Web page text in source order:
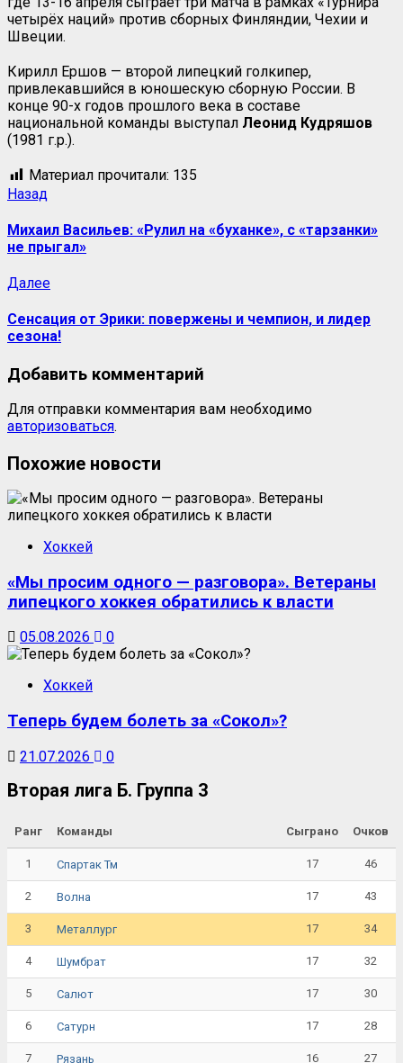
четырёх наций» против сборных Финляндии, Чехии и
Швеции.
Кирилл Ершов — второй липецкий голкипер,
привлекавшийся в юношескую сборную России. В
конце 90-х годов прошлого века в составе
национальной команды выступал Леонид Кудряшов
(1981 г.р.).
Материал прочитали: 135
Навигация
записи
Назад
Михаил Васильев: «Рулил на «буханке», с «тарзанки»
не прыгал»
ДалееСледующая
Сенсация от Эрики: повержены и чемпион, и лидер
сезона!
Добавить комментарий
Для отправки комментария вам необходимо
авторизоваться.
Похожие новости
Хоккей
«Мы просим одного — разговора». Ветераны
липецкого хоккея обратились к власти
05.08.2026 0
Хоккей
Теперь будем болеть за «Сокол»?
21.07.2026 0
Вторая лига Б. Группа 3
Ранг Команды Сыграно Очков
1 Спартак Тм 17 46
2 Волна 17 43
3 Металлург 17 34
4 Шумбрат 17 32
5 Салют 17 30
6 Сатурн 17 28
7 Рязань 16 27